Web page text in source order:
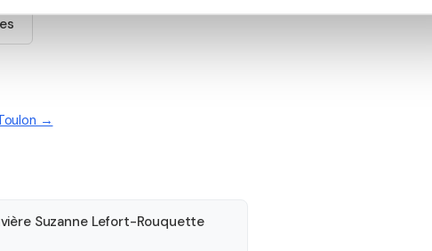
→
Suzanne Lefort-Rouquette